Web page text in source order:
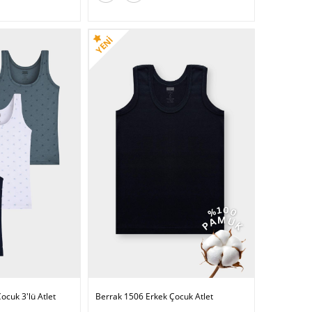
3'lü Atlet Berrak 1506 Erkek Çocuk Atlet